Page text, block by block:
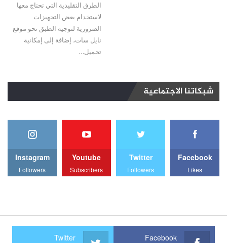
الطرق التقليدية التي تحتاج معها
لاستخدام بعض التجهيزات
الضرورية لتوجيه الطبق نحو موقع
نايل سات، إضافة إلى إمكانية
تحميل…
شبكاتنا الاجتماعية
Facebook
Likes
Twitter
Followers
Youtube
Subscribers
Instagram
Followers
Facebook
Twitter